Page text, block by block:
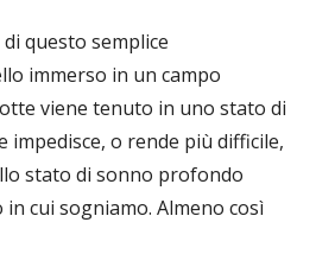
questo semplice
immerso in un campo
viene tenuto in uno stato di
impedisce, o rende più difficile,
stato di sonno profondo
in cui sogniamo. Almeno così